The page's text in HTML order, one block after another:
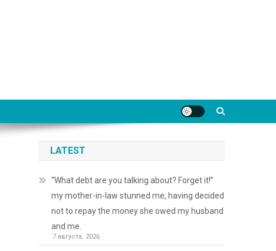
LATEST
“What debt are you talking about? Forget it!”
my mother-in-law stunned me, having decided
not to repay the money she owed my husband
and me.
7 августа, 2026